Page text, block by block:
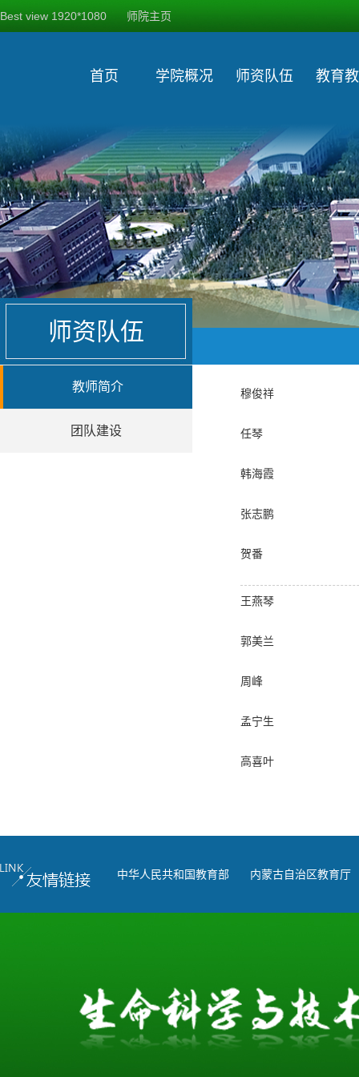
Best view 1920*1080 师院主页
首页 学院概况 师资队伍 教育
师资队伍
教师简介
团队建设
穆俊祥
任琴
韩海霞
张志鹏
贺番
王燕琴
郭美兰
周峰
孟宁生
高喜叶
中华人民共和国教育部 内蒙古自治区教育厅